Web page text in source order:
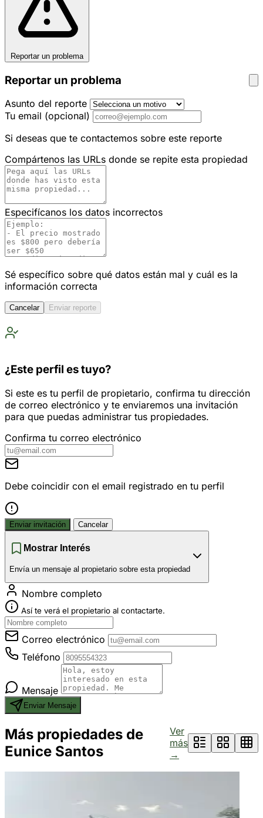
Reportar un problema
Reportar un problema
Asunto del reporte
Tu email (opcional)
Si deseas que te contactemos sobre este reporte
Compártenos las URLs donde se repite esta propiedad
Especifícanos los datos incorrectos
Sé específico sobre qué datos están mal y cuál es la
información correcta
Cancelar Enviar reporte
¿Este perfil es tuyo?
Si este es tu perfil de propietario, confirma tu dirección
de correo electrónico y te enviaremos una invitación
para que puedas administrar tus propiedades.
Confirma tu correo electrónico
Debe coincidir con el email registrado en tu perfil
Enviar invitación Cancelar
Mostrar Interés
Envía un mensaje al propietario sobre esta propiedad
Nombre completo
Así te verá el propietario al contactarte.
Correo electrónico
Teléfono
Mensaje
Enviar Mensaje
Más propiedades de
Eunice Santos
Ver
más
→